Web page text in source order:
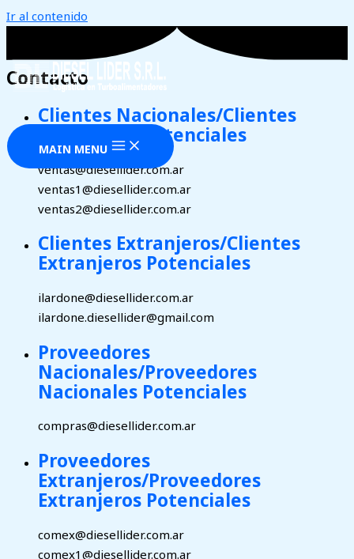
Ir al contenido
MAIN MENU
Contacto
Clientes Nacionales/Clientes
Nacionales Potenciales
ventas@diesellider.com.ar
ventas1@diesellider.com.ar
ventas2@diesellider.com.ar
Clientes Extranjeros/Clientes
Extranjeros Potenciales
ilardone@diesellider.com.ar
ilardone.diesellider@gmail.com
Proveedores
Nacionales/Proveedores
Nacionales Potenciales
compras@diesellider.com.ar
Proveedores
Extranjeros/Proveedores
Extranjeros Potenciales
comex@diesellider.com.ar
comex1@diesellider.com.ar